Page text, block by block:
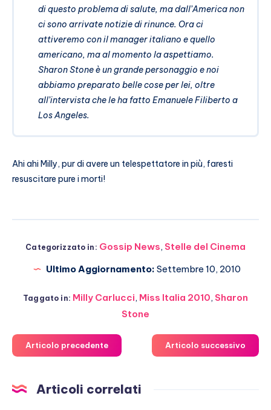
di questo problema di salute, ma dall’America non
ci sono arrivate notizie di rinunce. Ora ci
attiveremo con il manager italiano e quello
americano, ma al momento la aspettiamo.
Sharon Stone è un grande personaggio e noi
abbiamo preparato belle cose per lei, oltre
all’intervista che le ha fatto Emanuele Filiberto a
Los Angeles.
Ahi ahi Milly, pur di avere un telespettatore in più, faresti
resuscitare pure i morti!
Categorizzato in: Gossip News, Stelle del Cinema
Ultimo Aggiornamento: Settembre 10, 2010
Taggato in: Milly Carlucci, Miss Italia 2010, Sharon
Stone
Articolo precedente Articolo successivo
Articoli correlati